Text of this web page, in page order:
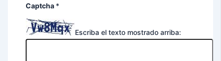
Captcha *
Escriba el texto mostrado arriba: